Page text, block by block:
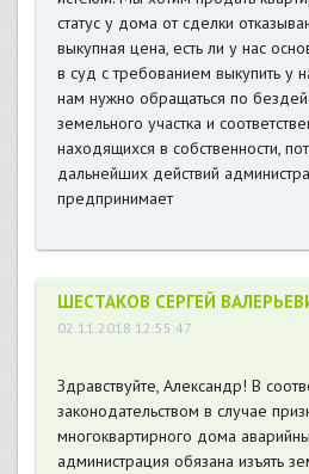
статус у дома от сделки
выкупная цена, есть ли у нас
в суд с требованием выкупить у
нам нужно обращаться по
земельного участка и
находящихся в собственности,
дальнейших действий
предпринимает
ШЕСТАКОВ СЕРГЕЙ
02.11.2018 12:55:47
Здравствуйте, Александр! В
законодательством в случае
многоквартирного дома
администрация обязана изъять